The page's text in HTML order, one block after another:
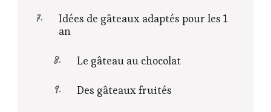
Idées de gâteaux adaptés pour les 1
an
Le gâteau au chocolat
Des gâteaux fruités